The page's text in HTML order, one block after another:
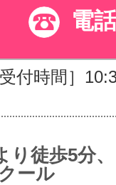
電
受付時間］
り徒歩5分
ール